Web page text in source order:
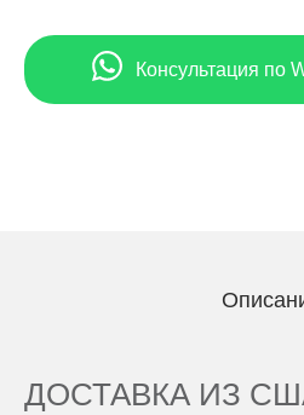
Консультация по
ДОСТАВКА ИЗ